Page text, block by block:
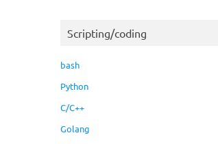
Scripting/coding
bash
Python
C/C++
Golang